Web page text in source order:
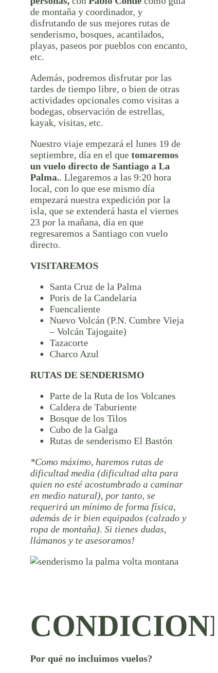
de montaña y coordinador, y
disfrutando de sus mejores rutas de
senderismo, bosques, acantilados,
playas, paseos por pueblos con encanto,
etc.
Además, podremos disfrutar por las
tardes de tiempo libre, o bien de otras
actividades opcionales como visitas a
bodegas, observación de estrellas,
kayak, visitas, etc.
Nuestro viaje empezará el lunes 19 de
septiembre, día en el que tomaremos
un vuelo directo de Santiago a La
Palma.. Llegaremos a las 9:20 hora
local, con lo que ese mismo día
empezará nuestra expedición por la
isla, que se extenderá hasta el viernes
23 por la mañana, día en que
regresaremos a Santiago con vuelo
directo.
VISITAREMOS
Santa Cruz de la Palma
Poris de la Candelaria
Fuencaliente
Nuevo Volcán (P.N. Cumbre Vieja
– Volcán Tajogaite)
Tazacorte
Charco Azul
RUTAS DE SENDERISMO
Parte de la Ruta de los Volcanes
Caldera de Taburiente
Bosque de los Tilos
Cubo de la Galga
Rutas de senderismo El Bastón
*Como máximo, haremos rutas de
dificultad media (dificultad alta para
quien no esté acostumbrado a caminar
en medio natural), por tanto, se
requerirá un mínimo de forma física,
además de ir bien equipados (calzado y
ropa de montaña). Si tienes dudas,
llámanos y te asesoramos!
Por qué no incluimos vuelos?